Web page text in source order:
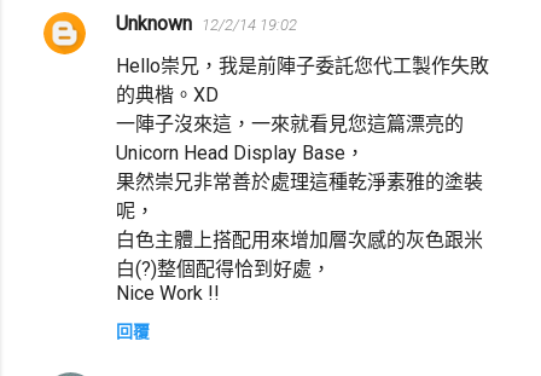
Unknown 12/2/14 19:02
Hello崇兄，我是前陣子委託您代工製作失敗
的典楷。XD
一陣子沒來這，一來就看見您這篇漂亮的
Unicorn Head Display Base，
果然崇兄非常善於處理這種乾淨素雅的塗裝
呢，
白色主體上搭配用來增加層次感的灰色跟米
白(?)整個配得恰到好處，
Nice Work !!
回覆